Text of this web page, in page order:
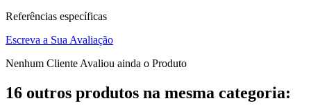
Referências específicas
Escreva a Sua Avaliação
Nenhum Cliente Avaliou ainda o Produto
16 outros produtos na mesma categoria: